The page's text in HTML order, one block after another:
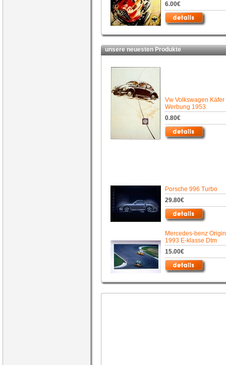
6.00€
unsere neuesten Produkte
Vw Volkswagen Käfer
Werbung 1953
0.80€
Porsche 996 Turbo
29.80€
Mercedes-benz
1993 E-klasse Dtm
15.00€